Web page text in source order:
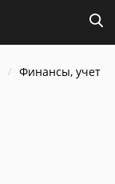
Финансы, учет